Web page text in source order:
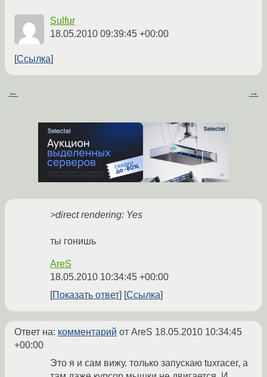
Sulfur
18.05.2010 09:39:45 +00:00
Ссылка
← →
>direct rendering: Yes
ты гонишь
AreS
18.05.2010 10:34:45 +00:00
Показать ответ
Ссылка
Ответ на: комментарий от AreS 18.05.2010 10:34:45
+00:00
Это я и сам вижу. только запускаю tuxracer, а